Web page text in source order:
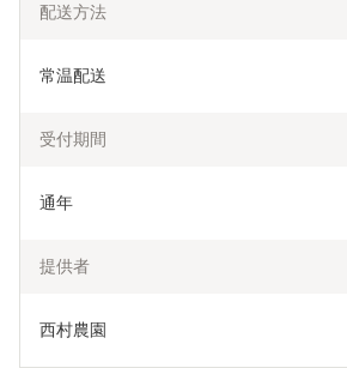
配送方法
常温配送
受付期間
通年
提供者
西村農園